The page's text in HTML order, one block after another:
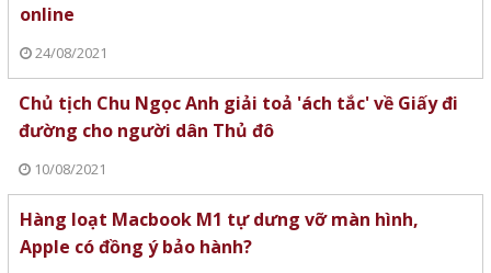
online
24/08/2021
Chủ tịch Chu Ngọc Anh giải toả 'ách tắc' về Giấy đi
đường cho người dân Thủ đô
10/08/2021
Hàng loạt Macbook M1 tự dưng vỡ màn hình,
Apple có đồng ý bảo hành?